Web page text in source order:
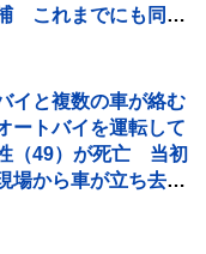
これまでにも同様
イと複数の車が絡む
トバイを運転して
（49）が死亡 当初
場から車が立ち去っ